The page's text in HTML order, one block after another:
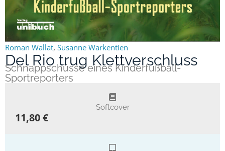
Roman Wallat, Susanne Warkentien
Del Rio trug Klettverschluss
Schnappschüsse eines Kinderfußball-
Sportreporters
Softcover
11,80 €